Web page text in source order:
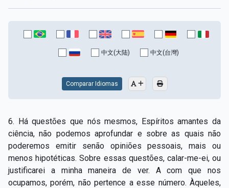
中文(大陆) 中文(台灣)
Comparar Idiomas
6. Há questões que nós mesmos, Espíritos amantes da
ciência, não podemos aprofundar e sobre as quais não
poderemos emitir senão opiniões pessoais, mais ou
menos hipotéticas. Sobre essas questões, calar-me-ei, ou
justificarei a minha maneira de ver. A com que nos
ocupamos, porém, não pertence a esse número. Àqueles,